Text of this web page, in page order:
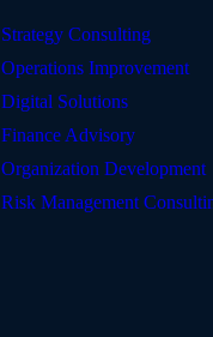
Strategy Consulting
Operations Improvement
Digital Solutions
Finance Advisory
Organization Development
Risk Management